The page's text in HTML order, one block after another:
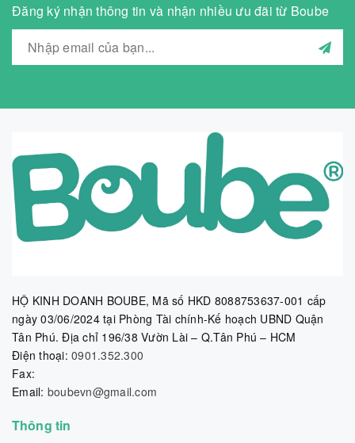
Đăng ký nhận thông tin và nhận nhiều ưu đãi từ Boube
HỘ KINH DOANH BOUBE, Mã số HKD 8088753637-001 cấp
ngày 03/06/2024 tại Phòng Tài chính-Kế hoạch UBND Quận
Tân Phú. Địa chỉ 196/38 Vườn Lài – Q.Tân Phú – HCM
Điện thoại: 0901.352.300
Fax:
Email: boubevn@gmail.com
Thông tin